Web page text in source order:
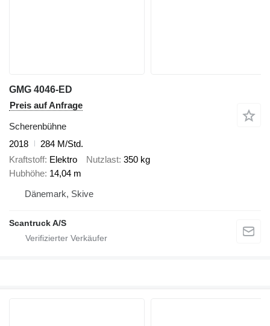
GMG 4046-ED
Preis auf Anfrage
Scherenbühne
2018
284 M/Std.
Kraftstoff Elektro Nutzlast 350 kg
Hubhöhe 14,04 m
Dänemark, Skive
Scantruck A/S